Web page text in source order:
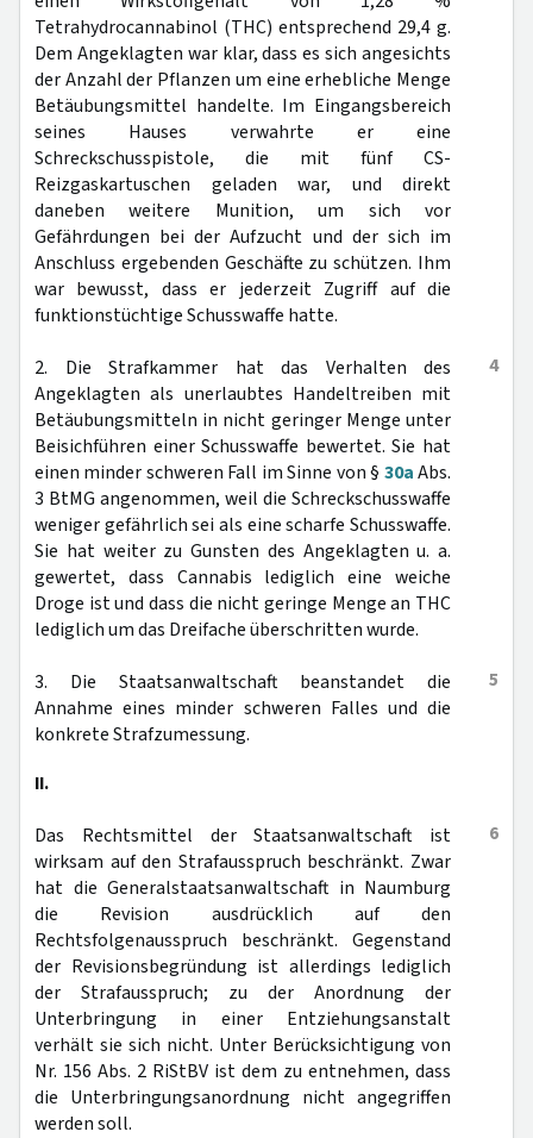
Tetrahydrocannabinol (THC) entsprechend 29,4 g.
Dem Angeklagten war klar, dass es sich angesichts
der Anzahl der Pflanzen um eine erhebliche Menge
Betäubungsmittel handelte. Im Eingangsbereich
seines Hauses verwahrte er eine
Schreckschusspistole, die mit fünf CS-
Reizgaskartuschen geladen war, und direkt
daneben weitere Munition, um sich vor
Gefährdungen bei der Aufzucht und der sich im
Anschluss ergebenden Geschäfte zu schützen. Ihm
war bewusst, dass er jederzeit Zugriff auf die
funktionstüchtige Schusswaffe hatte.
4
2. Die Strafkammer hat das Verhalten des
Angeklagten als unerlaubtes Handeltreiben mit
Betäubungsmitteln in nicht geringer Menge unter
Beisichführen einer Schusswaffe bewertet. Sie hat
einen minder schweren Fall im Sinne von § 30aAbs.
3 BtMG angenommen, weil die Schreckschusswaffe
weniger gefährlich sei als eine scharfe Schusswaffe.
Sie hat weiter zu Gunsten des Angeklagten u. a.
gewertet, dass Cannabis lediglich eine weiche
Droge ist und dass die nicht geringe Menge an THC
lediglich um das Dreifache überschritten wurde.
5
3. Die Staatsanwaltschaft beanstandet die
Annahme eines minder schweren Falles und die
konkrete Strafzumessung.
II.
6
Das Rechtsmittel der Staatsanwaltschaft ist
wirksam auf den Strafausspruch beschränkt. Zwar
hat die Generalstaatsanwaltschaft in Naumburg
die Revision ausdrücklich auf den
Rechtsfolgenausspruch beschränkt. Gegenstand
der Revisionsbegründung ist allerdings lediglich
der Strafausspruch; zu der Anordnung der
Unterbringung in einer Entziehungsanstalt
verhält sie sich nicht. Unter Berücksichtigung von
Nr. 156 Abs. 2 RiStBV ist dem zu entnehmen, dass
die Unterbringungsanordnung nicht angegriffen
werden soll.